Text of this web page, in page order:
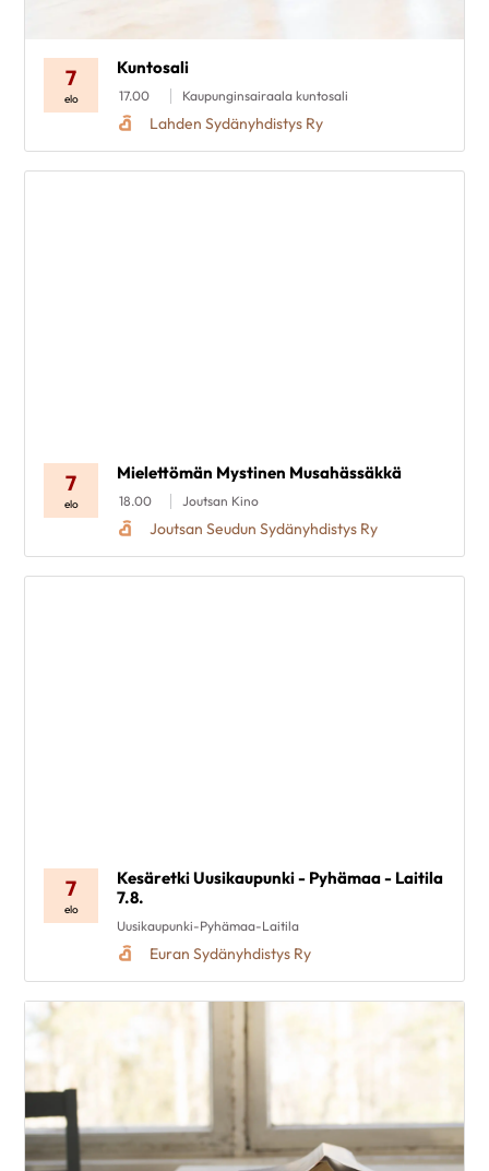
7
elo
Kuntosali
17.00 Kaupunginsairaala kuntosali
Lahden Sydänyhdistys Ry
7
elo
Mielettömän Mystinen Musahässäkkä
18.00 Joutsan Kino
Joutsan Seudun Sydänyhdistys Ry
7
elo
Kesäretki Uusikaupunki - Pyhämaa - Laitila
7.8.
Uusikaupunki-Pyhämaa-Laitila
Euran Sydänyhdistys Ry